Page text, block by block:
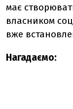
має
власником
вже
Нагадаємо: